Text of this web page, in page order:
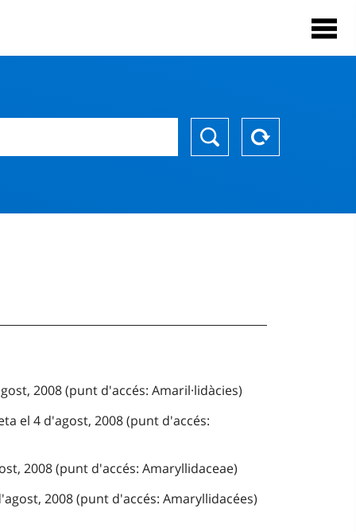
2008 (punt d'accés: Amaril·lidàcies)
el 4 d'agost, 2008 (punt d'accés:
2008 (punt d'accés: Amaryllidaceae)
2008 (punt d'accés: Amaryllidacées)